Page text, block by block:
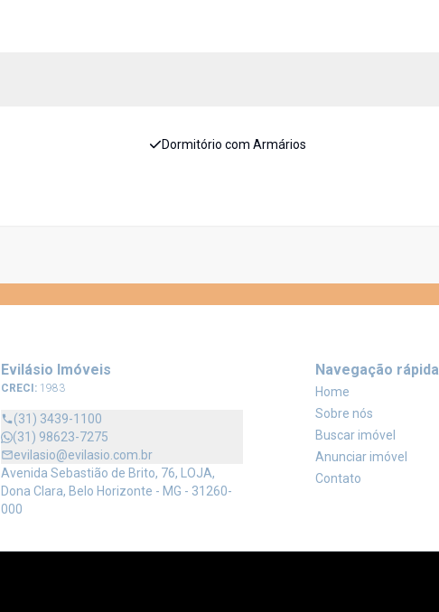
Dormitório com Armários
Evilásio Imóveis
CRECI: 1983
(31) 3439-1100
(31) 98623-7275
evilasio@evilasio.com.br
Avenida Sebastião de Brito, 76, LOJA,
Dona Clara, Belo Horizonte - MG - 31260-
000
Navegação rápida
Home
Sobre nós
Buscar imóvel
Anunciar imóvel
Contato